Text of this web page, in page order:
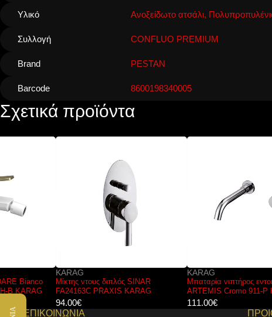
Υλικό Ανοξείδωτο ατσάλι,
Συλλογή CONFLUO PREMIUM
Brand PESTAN
Barcode 8600198340005
Σχετικά προϊόντα
Μίκτης ντους διπλός SINAR
FA24163C PRAXIS KARAG
Μπαταρία νιπτήρος εντοιχισμού
ARTEMIS Cromo 911-P KARAG
ΕΠΙΚΟΙΝΩΝΙΑ